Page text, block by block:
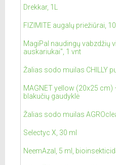
Drekkar, 1L
FIZIMITE augalų priežiūrai, 10
MagiPal naudingų vabzdžių
auskariukai", 1 vnt
Žalias sodo muilas CHILLY
MAGNET yellow (20x25 cm)
blakučių gaudyklė
Žalias sodo muilas
Selectyc X, 30 ml
NeemAzal, 5 ml,